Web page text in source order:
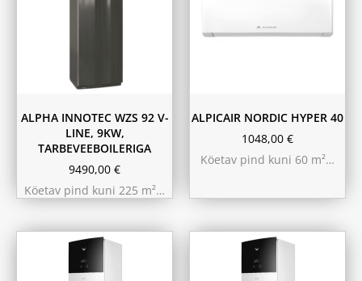
ALPHA INNOTEC WZS 92 V-
LINE, 9KW,
TARBEVEEBOILERIGA
9490,00 €
Köetav pind kuni 225 m²…
ALPICAIR NORDIC HYPER 40
1048,00 €
Köetav pind kuni 60 m²…